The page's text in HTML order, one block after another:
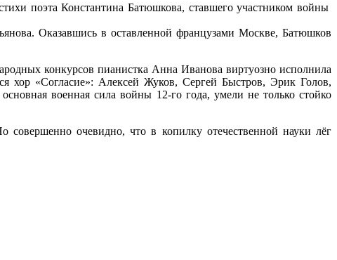
поэта Константина Батюшкова, ставшего участником войны
Оказавшись в оставленной французами Москве, Батюшков
конкурсов пианистка Анна Иванова виртуозно исполнила
хор «Согласие»: Алексей Жуков, Сергей Быстров, Эрик Голов,
военная сила войны 12-го года, умели не только стойко
очевидно, что в копилку отечественной науки лёг